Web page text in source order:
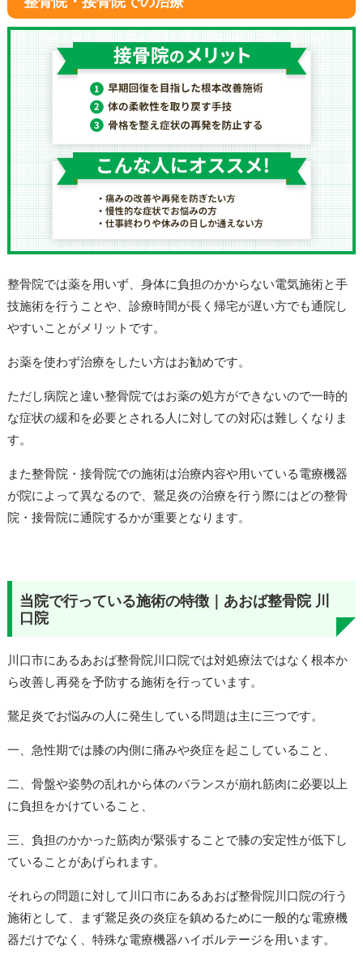
整骨院では薬を用いず、身体に負担のかからない電気施術と手
技施術を行うことや、診療時間が長く帰宅が遅い方でも通院し
やすいことがメリットです。
お薬を使わず治療をしたい方はお勧めです。
ただし病院と違い整骨院ではお薬の処方ができないので一時的
な症状の緩和を必要とされる人に対しての対応は難しくなりま
す。
また整骨院・接骨院での施術は治療内容や用いている電療機器
が院によって異なるので、鵞足炎の治療を行う際にはどの整骨
院・接骨院に通院するかが重要となります。
当院で行っている施術の特徴｜あおば整骨院 川
口院
川口市にあるあおば整骨院川口院では対処療法ではなく根本か
ら改善し再発を予防する施術を行っています。
鵞足炎でお悩みの人に発生している問題は主に三つです。
一、急性期では膝の内側に痛みや炎症を起こしていること、
二、骨盤や姿勢の乱れから体のバランスが崩れ筋肉に必要以上
に負担をかけていること、
三、負担のかかった筋肉が緊張することで膝の安定性が低下し
ていることがあげられます。
それらの問題に対して川口市にあるあおば整骨院川口院の行う
施術として、まず鵞足炎の炎症を鎮めるために一般的な電療機
器だけでなく、特殊な電療機器ハイボルテージを用います。